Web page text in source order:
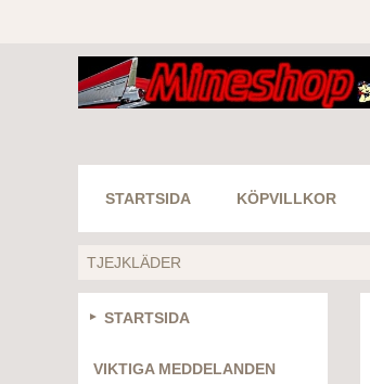
STARTSIDA KÖPVILLKOR
TJEJKLÄDER
STARTSIDA
VIKTIGA MEDDELANDEN